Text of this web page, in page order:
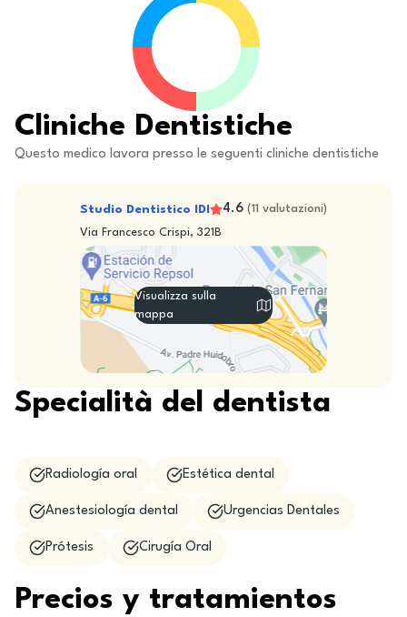
Cliniche Dentistiche
Questo medico lavora presso le seguenti cliniche dentistiche
Studio Dentistico IDI 4.6 (11 valutazioni)
Via Francesco Crispi, 321B
Visualizza sulla
mappa
Specialità del dentista
Radiología oral Estética dental
Anestesiología dental Urgencias Dentales
Prótesis Cirugía Oral
Precios y tratamientos